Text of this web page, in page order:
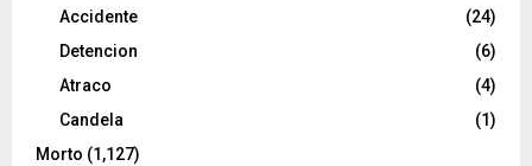
Accidente
(24)
Detencion
(6)
Atraco
(4)
Candela
(1)
Morto (1,127)